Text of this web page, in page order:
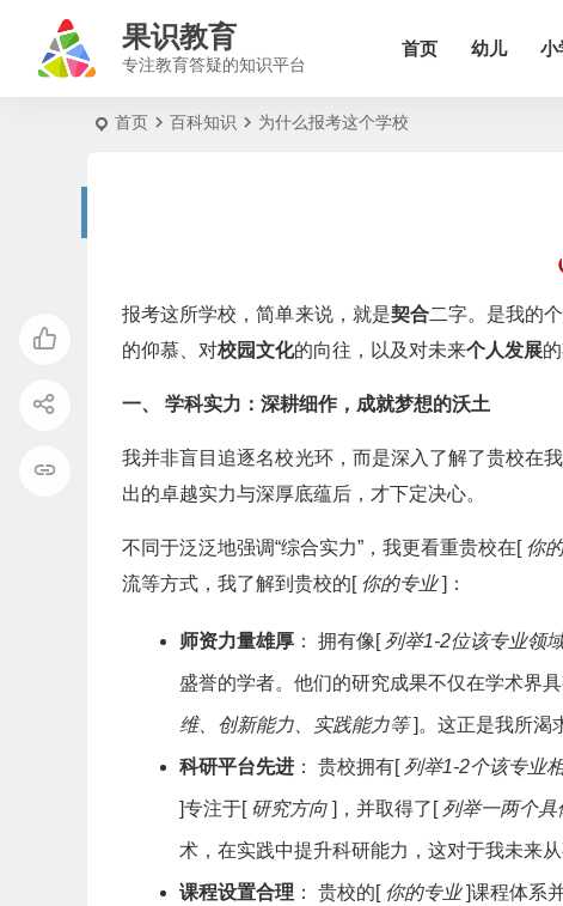
果识教育
专注教育答疑的知识平台
首页 幼儿 小
首页 百科知识 为什么报考这个学校
报考这所学校，简单来说，就是契合二字。是我的
的仰慕、对校园文化的向往，以及对未来个人发展
一、 学科实力：深耕细作，成就梦想的沃土
我并非盲目追逐名校光环，而是深入了解了贵校
出的卓越实力与深厚底蕴后，才下定决心。
不同于泛泛地强调“综合实力”，我更看重贵校在[ 你
流等方式，我了解到贵校的[ 你的专业]：
师资力量雄厚 ： 拥有像[ 列举1-2位该专业领
盛誉的学者。他们的研究成果不仅在学术界
维、创新能力、实践能力等]。这正是我所渴
科研平台先进 ： 贵校拥有[ 列举1-2个该专业
]专注于[ 研究方向 ]，并取得了[ 列举一两个
术，在实践中提升科研能力，这对于我未来
课程设置合理 ： 贵校的[ 你的专业]课程体系